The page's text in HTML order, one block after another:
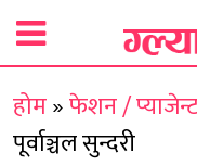
होम»फेशन /
पूर्वाञ्चल सुन्दरी